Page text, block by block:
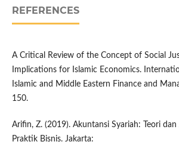
REFERENCES
A Critical Review of the Concept of Social
Implications for Islamic Economics.
Islamic and Middle Eastern Finance and
150.
Arifin, Z. (2019). Akuntansi Syariah: Teori dan
Praktik Bisnis. Jakarta: